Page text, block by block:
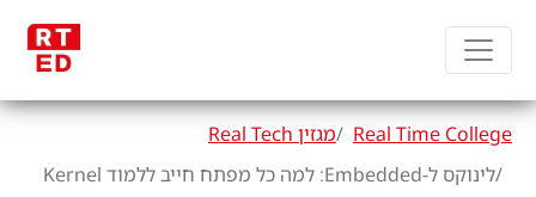
Real Time College
מגזין Real Tech
לינוקס ל-Embedded: למה כל מפתח חייב ללמוד Kernel